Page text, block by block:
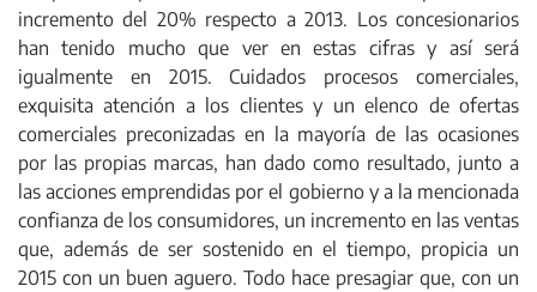
incremento del 20% respecto a 2013. Los concesionarios
han tenido mucho que ver en estas cifras y así será
igualmente en 2015. Cuidados procesos comerciales,
exquisita atención a los clientes y un elenco de ofertas
comerciales preconizadas en la mayoría de las ocasiones
por las propias marcas, han dado como resultado, junto a
las acciones emprendidas por el gobierno y a la mencionada
confianza de los consumidores, un incremento en las ventas
que, además de ser sostenido en el tiempo, propicia un
2015 con un buen aguero. Todo hace presagiar que, con un